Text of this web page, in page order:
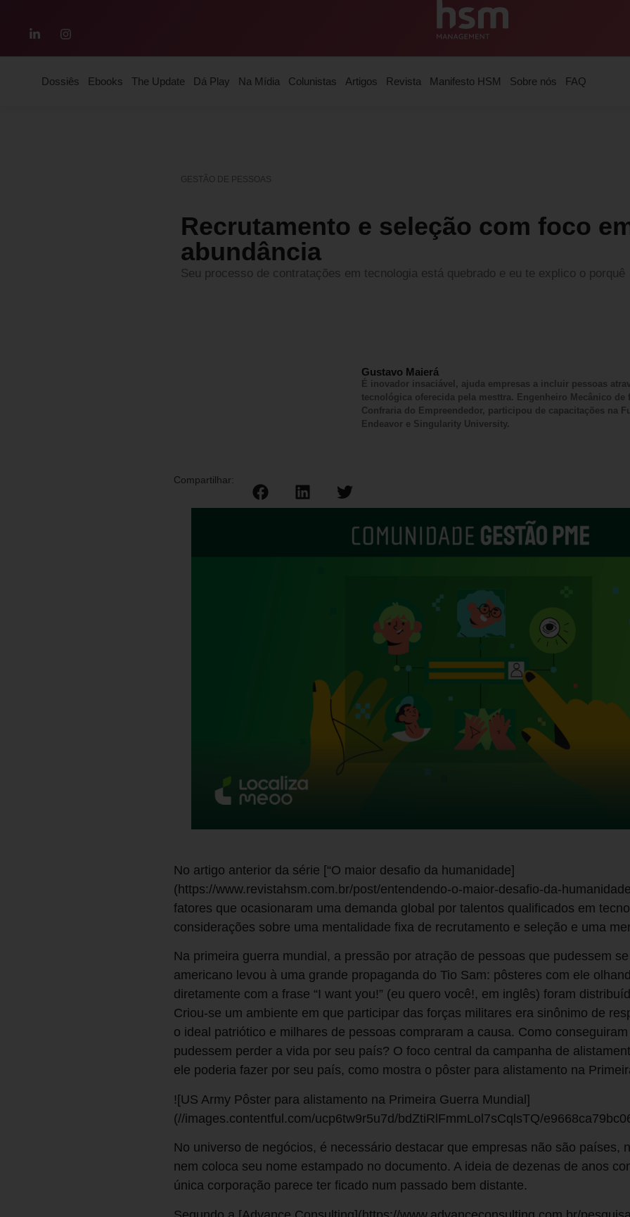
Dossiês Ebooks The Update Dá Play Na Mídia Colunistas Artigos Revista Manifesto HSM Sobre nós FAQ
GESTÃO DE PESSOAS
Recrutamento e seleção com foco
abundância
Seu processo de contratações em tecnologia está quebrado e eu te explico o porquê
Gustavo Maierá
É inovador insaciável, ajuda empresas a incluir pessoas
tecnológica oferecida pela mesttra. Engenheiro Mecânico de
Confraria do Empreendedor, participou de capacitações na
Endeavor e Singularity University.
Compartilhar:
No artigo anterior da série [“O maior desafio da humanidade]
(https://www.revistahsm.com.br/post/entendendo-o-maior-desafio-da-
fatores que ocasionaram uma demanda global por talentos qualificados em
considerações sobre uma mentalidade fixa de recrutamento e seleção e uma
Na primeira guerra mundial, a pressão por atração de pessoas que pudessem
americano levou à uma grande propaganda do Tio Sam: pôsteres com ele
diretamente com a frase “I want you!” (eu quero você!, em inglês) foram
Criou-se um ambiente em que participar das forças militares era sinônimo de
o ideal patriótico e milhares de pessoas compraram a causa. Como
pudessem perder a vida por seu país? O foco central da campanha de
ele poderia fazer por seu país, como mostra o pôster para alistamento na
![US Army Pôster para alistamento na Primeira Guerra Mundial]
(//images.contentful.com/ucp6tw9r5u7d/bdZtiRlFmmLol7sCqlsTQ/
No universo de negócios, é necessário destacar que empresas não são países,
nem coloca seu nome estampado no documento. A ideia de dezenas de anos
única corporação parece ter ficado num passado bem distante.